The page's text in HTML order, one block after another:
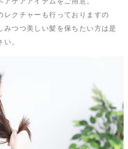
レクチャーも行っておりますの
みつつ美しい髪を保ちたい方は是
。